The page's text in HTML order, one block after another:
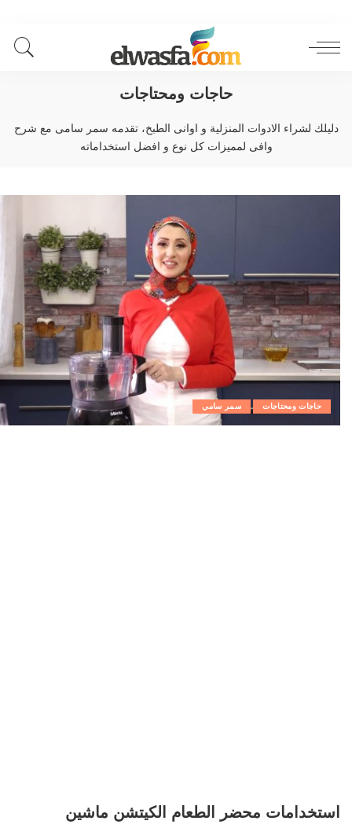
حاجات ومحتاجات
دليلك لشراء الادوات المنزلية و اوانى الطبخ، تقدمه سمر سامى مع شرح
وافى لمميزات كل نوع و افضل استخداماته
حاجات ومحتاجات سمر سامي
استخدامات محضر الطعام الكيتشن ماشين